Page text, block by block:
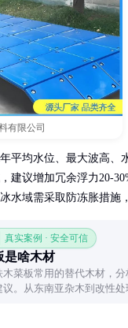
有限公司
平均水位、最大波高、
建议增加冗余浮力20-
水域需采取防冻胀措施
真实案例 · 安全可信
是啥木材
菜板常用的替代木材，分
议。从东南亚杂木到改性